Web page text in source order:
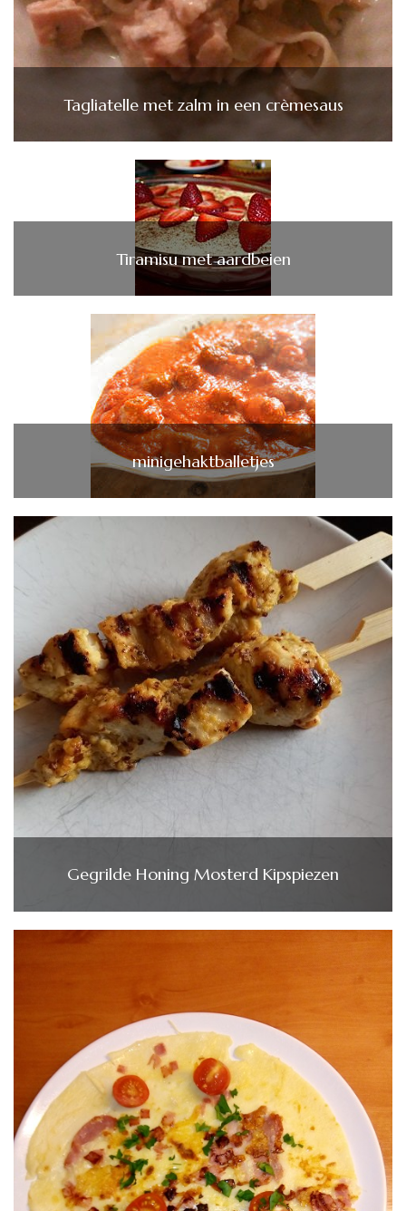
Tagliatelle met zalm in een crèmesaus
Tiramisu met aardbeien
minigehaktballetjes
Gegrilde Honing Mosterd Kipspiezen